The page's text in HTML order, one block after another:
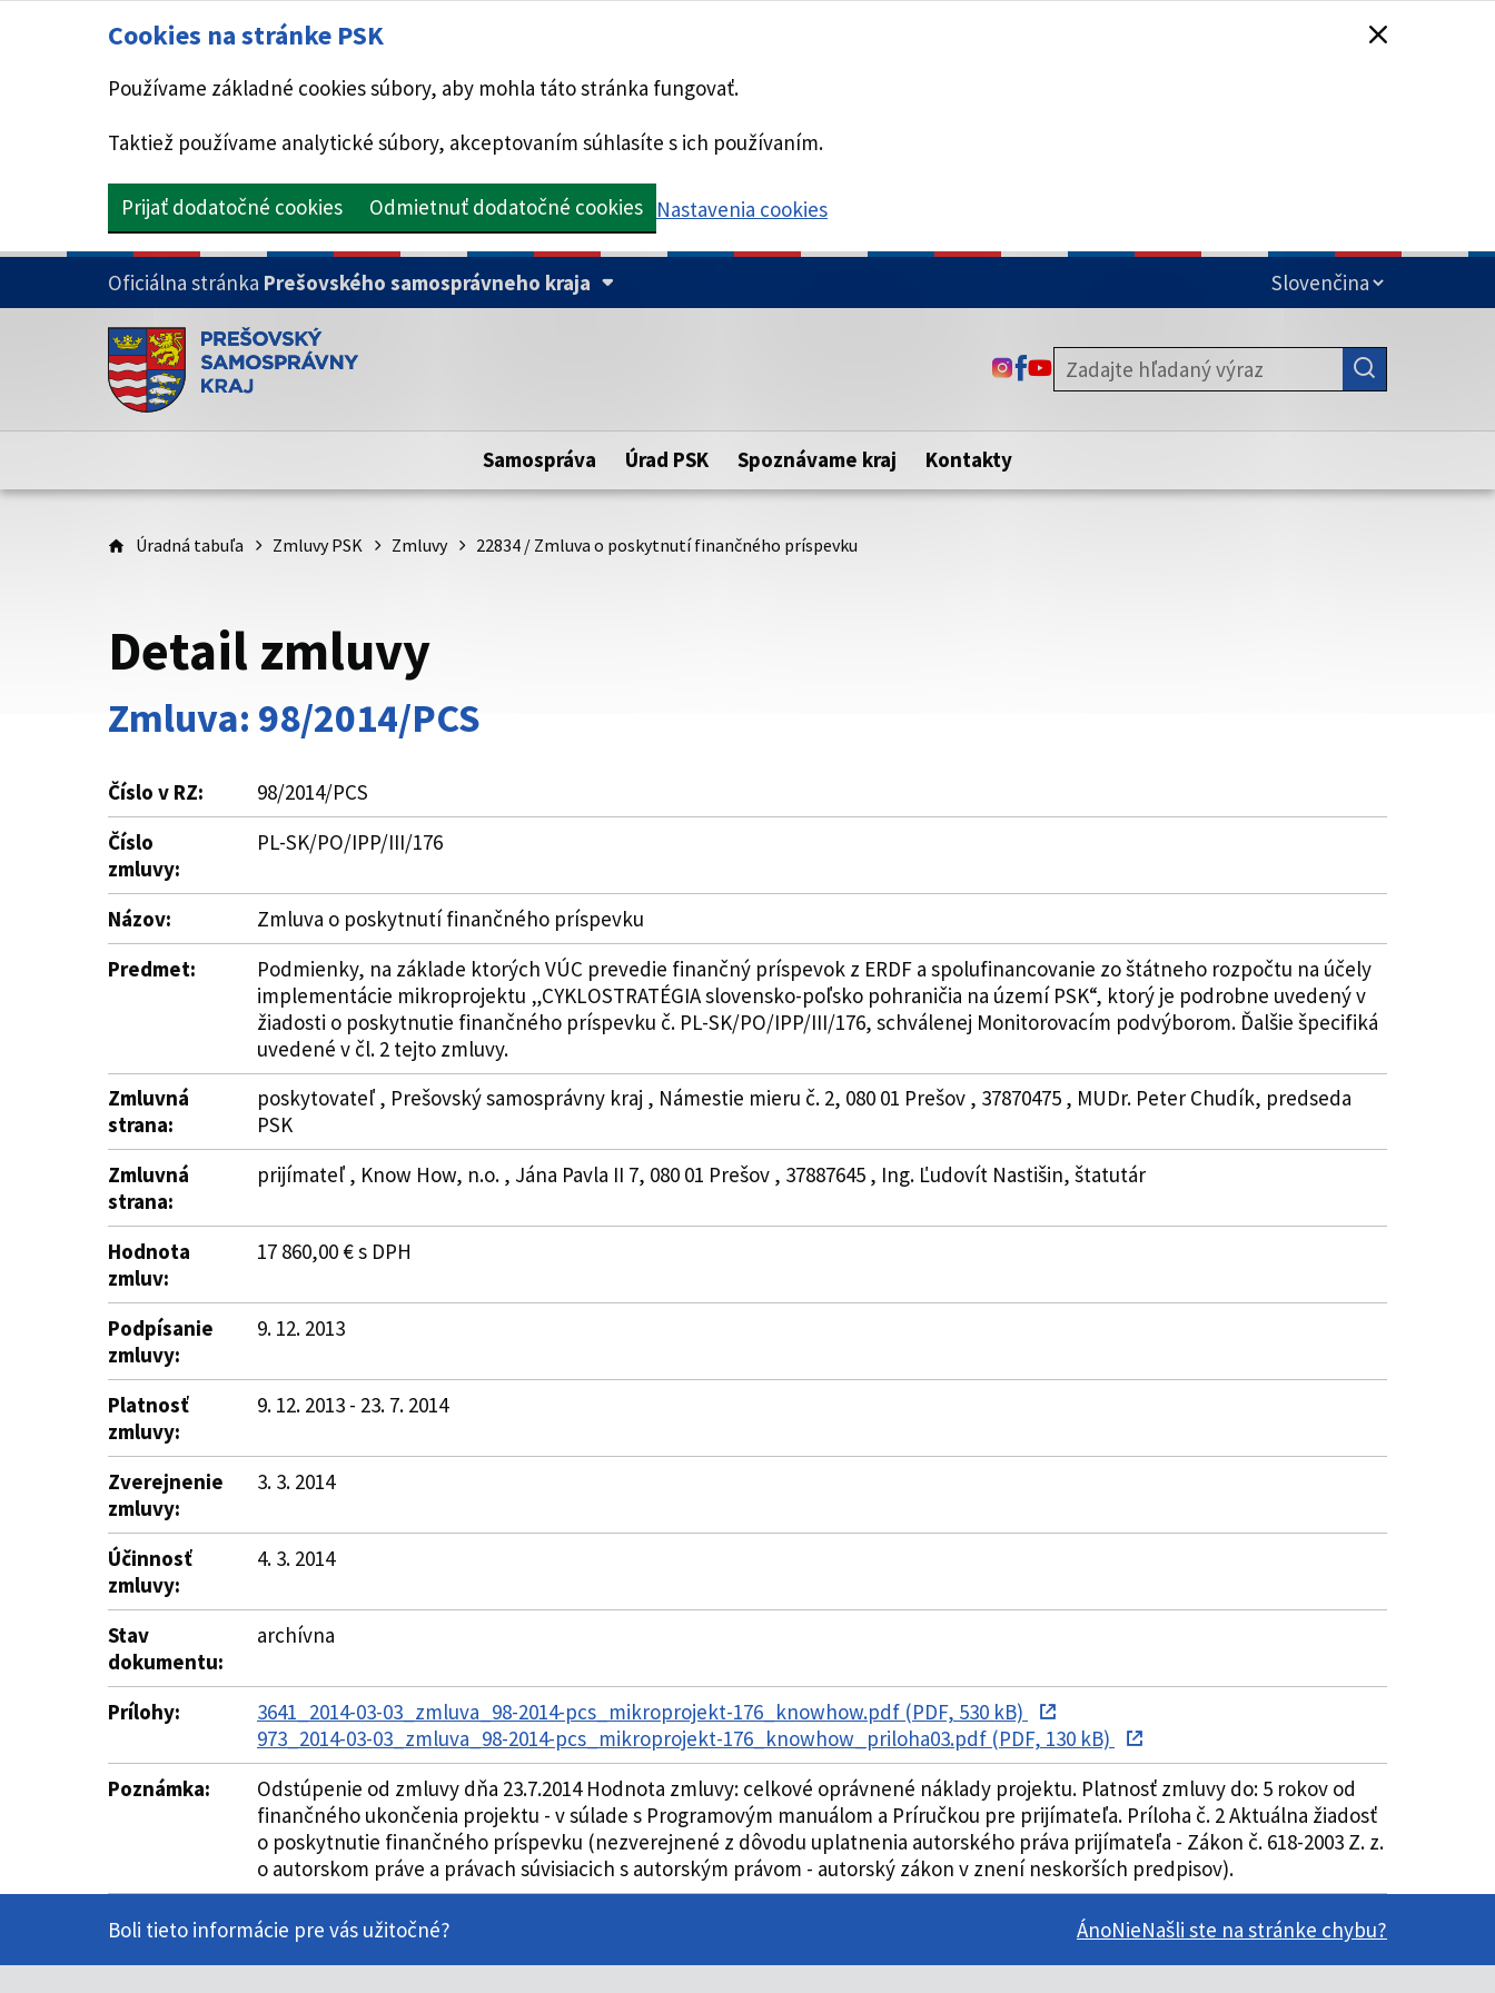
Cookies na stránke PSK
Používame základné cookies súbory, aby mohla táto stránka fungovať.
Taktiež používame analytické súbory, akceptovaním súhlasíte s ich používaním.
Prijať dodatočné cookies Odmietnuť dodatočné cookies Nastavenia cookies
PRESKOČIŤ NA HLAVNÝ OBSAH
Oficiálna stránka Prešovského samosprávneho kraja
Doména psk.sk je oficiálna
Toto je oficiálna webová stránka Prešovského samosprávneho kraja.
Táto stránka je zabezpečená
zabezpečenú webovú stránku. Zabezpečená stránka vždy začína
https:// pred názvom domény webového sídla.
ODKAZ SA OTVORÍ NA NOVEJ KARTE
ODKAZ SA OTVORÍ NA NOVEJ KARTE
ODKAZ SA OTVORÍ NA NOVEJ KARTE
Samospráva Úrad PSK Spoznávame kraj Kontakty
Úradná tabuľa Zmluvy PSK Zmluvy 22834 / Zmluva o poskytnutí finančného príspevku
Detail zmluvy
Zmluva: 98/2014/PCS
Číslo v RZ:
98/2014/PCS
Číslo
zmluvy:
PL-SK/PO/IPP/III/176
Názov:
Zmluva o poskytnutí finančného príspevku
Predmet:
Podmienky, na základe ktorých VÚC prevedie finančný príspevok z ERDF a spolufinancovanie zo štátneho rozpočtu na účely
implementácie mikroprojektu „CYKLOSTRATÉGIA slovensko-poľsko pohraničia na území PSK“, ktorý je podrobne uvedený v
žiadosti o poskytnutie finančného príspevku č. PL-SK/PO/IPP/III/176, schválenej Monitorovacím podvýborom. Ďalšie špecifiká
uvedené v čl. 2 tejto zmluvy.
Zmluvná
strana:
poskytovateľ , Prešovský samosprávny kraj , Námestie mieru č. 2, 080 01 Prešov , 37870475 , MUDr. Peter Chudík, predseda
PSK
Zmluvná
strana:
prijímateľ , Know How, n.o. , Jána Pavla II 7, 080 01 Prešov , 37887645 , Ing. Ľudovít Nastišin, štatutár
Hodnota
zmluv:
17 860,00 € s DPH
Podpísanie
zmluvy:
9. 12. 2013
Platnosť
zmluvy:
9. 12. 2013 - 23. 7. 2014
Zverejnenie
zmluvy:
3. 3. 2014
Účinnosť
zmluvy:
4. 3. 2014
Stav
dokumentu:
archívna
Prílohy:
3641_2014-03-03_zmluva_98-2014-pcs_mikroprojekt-176_knowhow.pdf (PDF, 530 kB)
973_2014-03-03_zmluva_98-2014-pcs_mikroprojekt-176_knowhow_priloha03.pdf (PDF, 130 kB)
Poznámka:
Odstúpenie od zmluvy dňa 23.7.2014 Hodnota zmluvy: celkové oprávnené náklady projektu. Platnosť zmluvy do: 5 rokov od
finančného ukončenia projektu - v súlade s Programovým manuálom a Príručkou pre prijímateľa. Príloha č. 2 Aktuálna žiadosť
o poskytnutie finančného príspevku (nezverejnené z dôvodu uplatnenia autorského práva prijímateľa - Zákon č. 618-2003 Z. z.
o autorskom práve a právach súvisiacich s autorským právom - autorský zákon v znení neskorších predpisov).
Boli tieto informácie pre vás užitočné? ÁnoNieNašli ste na stránke chybu?